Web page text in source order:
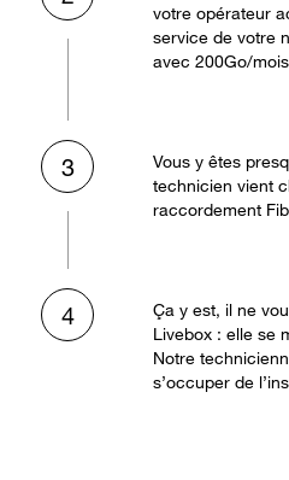
votre opérateur
service de votre
avec 200Go/
3
Vous y êtes
technicien vient
raccordement
4
Ça y est, il ne
Livebox : elle se
Notre
s’occuper de